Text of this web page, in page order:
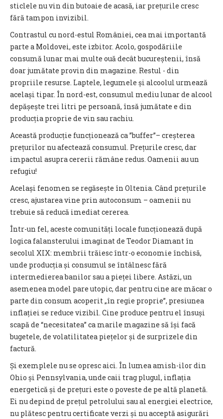
sticlele nu vin din butoaie de acasă, iar prețurile cresc
fără tampon invizibil.
Contrastul cu nord-estul României, cea mai importantă
parte a Moldovei, este izbitor. Acolo, gospodăriile
consumă lunar mai multe ouă decât bucureștenii, însă
doar jumătate provin din magazine. Restul - din
propriile resurse. Laptele, legumele și alcoolul urmează
același tipar. În nord-est, consumul mediu lunar de alcool
depășește trei litri pe persoană, însă jumătate e din
producția proprie de vin sau rachiu.
Această producție funcționează ca ”buffer”– creșterea
prețurilor nu afectează consumul. Prețurile cresc, dar
impactul asupra cererii rămâne redus. Oamenii au un
refugiu!
Același fenomen se regăsește în Oltenia. Când prețurile
cresc, ajustarea vine prin autoconsum – oamenii nu
trebuie să reducă imediat cererea.
Într-un fel, aceste comunități locale funcționează după
logica falansterului imaginat de Teodor Diamant în
secolul XIX: membrii trăiesc într-o economie închisă,
unde producția și consumul se întâlnesc fără
intermedierea banilor sau a pieței libere. Astăzi, un
asemenea model pare utopic, dar pentru cine are măcar o
parte din consum acoperit „în regie proprie”, presiunea
inflației se reduce vizibil. Cine produce pentru el însuși
scapă de “necesitatea” ca marile magazine să își facă
bugetele, de volatilitatea piețelor și de surprizele din
factură.
Și exemplele nu se opresc aici. În lumea amish-ilor din
Ohio și Pennsylvania, unde caii trag plugul, inflația
energetică și de prețuri este o poveste de pe altă planetă.
Ei nu depind de prețul petrolului sau al energiei electrice,
nu plătesc pentru certificate verzi și nu acceptă asigurări